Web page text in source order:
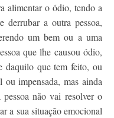
alimentar o ódio, tendo a
derrubar a outra pessoa,
um bem ou a uma
que lhe causou ódio,
daquilo que tem feito, ou
impensada, mas ainda
não vai resolver o
a sua situação emocional